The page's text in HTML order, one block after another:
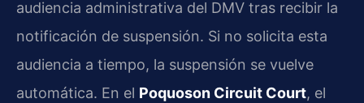
audiencia administrativa del DMV tras recibir la
notificación de suspensión. Si no solicita esta
audiencia a tiempo, la suspensión se vuelve
automática. En el Poquoson Circuit Court, el